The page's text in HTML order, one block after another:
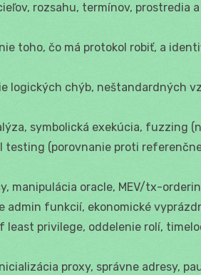
rozsahu, termínov, prostredia
toho, čo má protokol robiť, a
logických chýb, neštandardných
symbolická exekúcia, fuzzing
testing (porovnanie proti
manipulácia oracle, MEV/tx-
funkcií, ekonomické
least privilege, oddelenie rolí,
proxy, správne adresy,